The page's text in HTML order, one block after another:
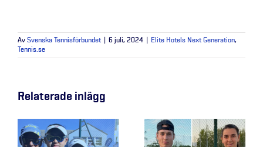
Av Svenska Tennisförbundet 6 juli, 2024 Elite Hotels Next Generation,
Tennis.se
Relaterade inlägg